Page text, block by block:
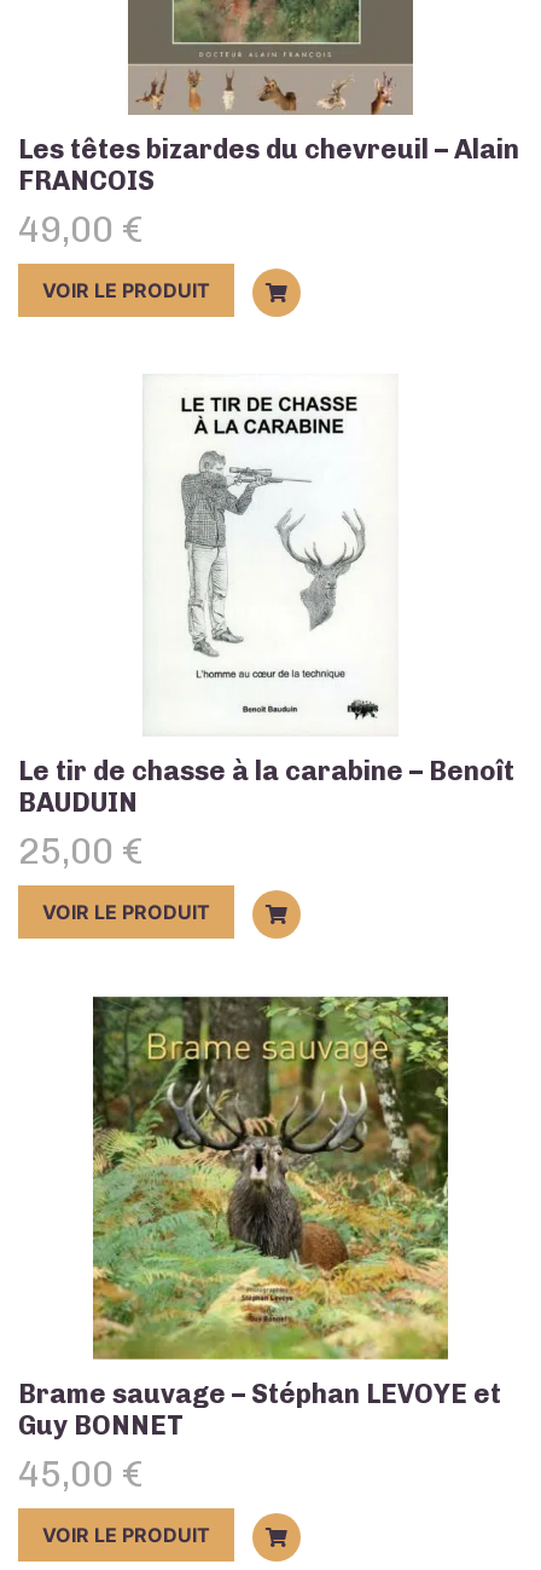
Les têtes bizardes du chevreuil – Alain
FRANCOIS
49,00 €
VOIR LE PRODUIT
Le tir de chasse à la carabine – Benoît
BAUDUIN
25,00 €
VOIR LE PRODUIT
Brame sauvage – Stéphan LEVOYE et
Guy BONNET
45,00 €
VOIR LE PRODUIT